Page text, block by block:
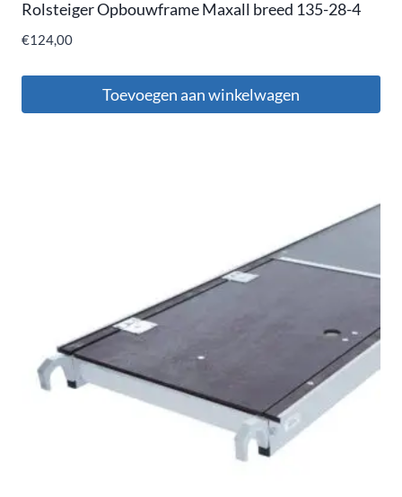
Rolsteiger Opbouwframe Maxall breed 135-28-4
€124,00
Toevoegen aan winkelwagen